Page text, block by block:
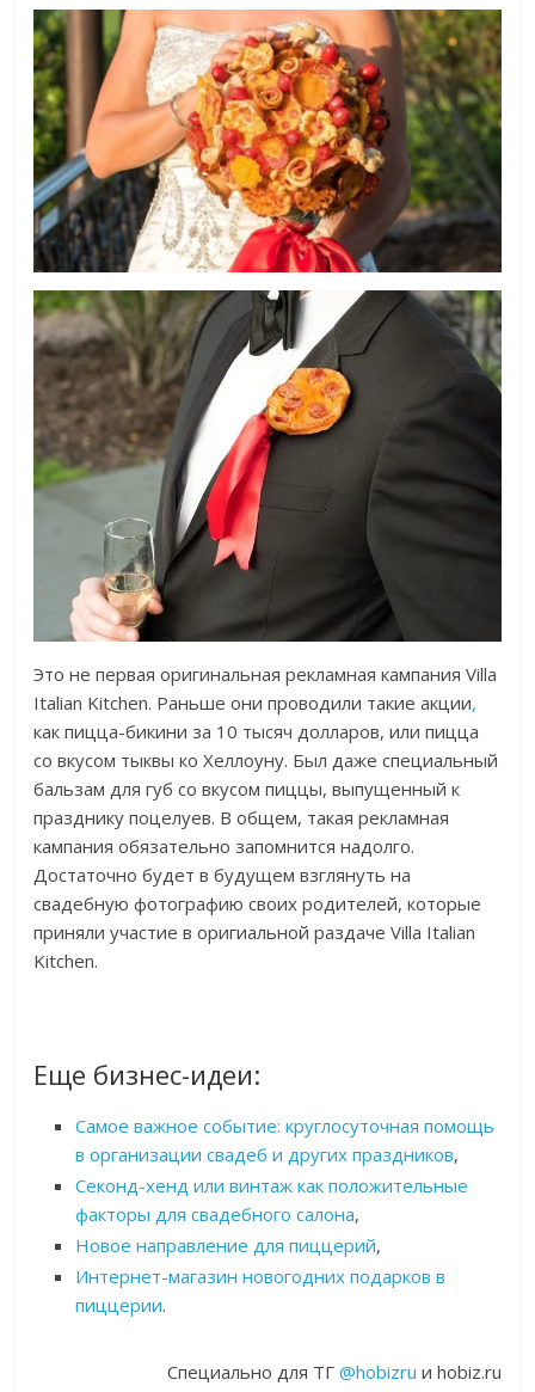
Это не первая оригинальная рекламная кампания Villa
Italian Kitchen. Раньше они проводили такие акции,
как пицца-бикини за 10 тысяч долларов, или пицца
со вкусом тыквы ко Хеллоуну. Был даже специальный
бальзам для губ со вкусом пиццы, выпущенный к
празднику поцелуев. В общем, такая рекламная
кампания обязательно запомнится надолго.
Достаточно будет в будущем взглянуть на
свадебную фотографию своих родителей, которые
приняли участие в оригиальной раздаче Villa Italian
Kitchen.
Еще бизнес-идеи:
Самое важное событие: круглосуточная помощь
в организации свадеб и других праздников,
Секонд-хенд или винтаж как положительные
факторы для свадебного салона,
Новое направление для пиццерий,
Интернет-магазин новогодних подарков в
пиццерии.
Специально для ТГ @hobizru и hobiz.ru